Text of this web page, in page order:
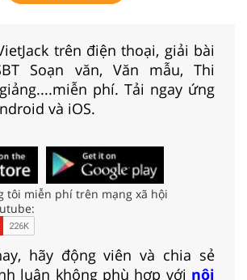
trên điện thoại, giải bài
Soạn văn, Văn mẫu, Thi
phí. Tải ngay ứng
và iOS.
tôi miễn phí trên mạng xã hội
hãy động viên và chia sẻ
luận không phù hợp với nội